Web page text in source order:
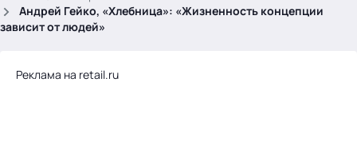
Андрей Гейко, «Хлебница»: «Жизненность концепции
зависит от людей»
Реклама на retail.ru